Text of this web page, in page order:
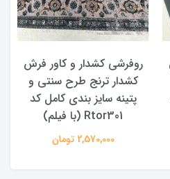
روفرشی کشدار و کاور فرش
کشدار ترنج طرح سنتی و
پتینه سایز بندی کامل کد
Rtor301 (با فیلم)
2,570,000 تومان